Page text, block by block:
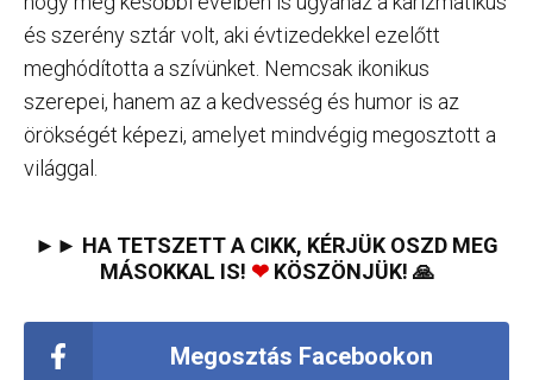
és szerény sztár volt, aki évtizedekkel ezelőtt
meghódította a szívünket. Nemcsak ikonikus
szerepei, hanem az a kedvesség és humor is az
örökségét képezi, amelyet mindvégig megosztott a
világgal.
►► HA TETSZETT A CIKK, KÉRJÜK OSZD MEG
MÁSOKKAL IS! ❤KÖSZÖNJÜK! 🙏
Megosztás Facebookon